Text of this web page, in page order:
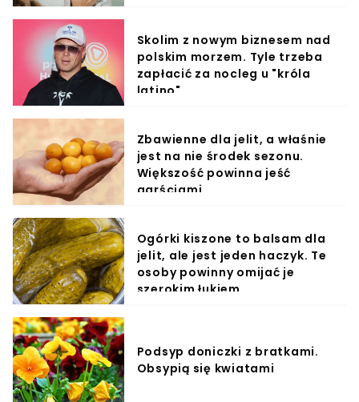
Skolim z nowym biznesem nad
polskim morzem. Tyle trzeba
zapłacić za nocleg u "króla
latino"
Zbawienne dla jelit, a właśnie
jest na nie środek sezonu.
Większość powinna jeść
garściami
Ogórki kiszone to balsam dla
jelit, ale jest jeden haczyk. Te
osoby powinny omijać je
szerokim łukiem
Podsyp doniczki z bratkami.
Obsypią się kwiatami